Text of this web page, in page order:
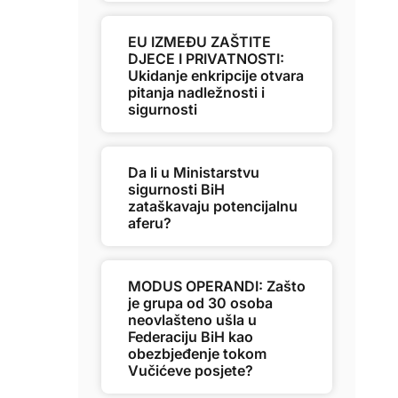
EU IZMEĐU ZAŠTITE
DJECE I PRIVATNOSTI:
Ukidanje enkripcije otvara
pitanja nadležnosti i
sigurnosti
Da li u Ministarstvu
sigurnosti BiH
zataškavaju potencijalnu
aferu?
MODUS OPERANDI: Zašto
je grupa od 30 osoba
neovlašteno ušla u
Federaciju BiH kao
obezbjeđenje tokom
Vučićeve posjete?